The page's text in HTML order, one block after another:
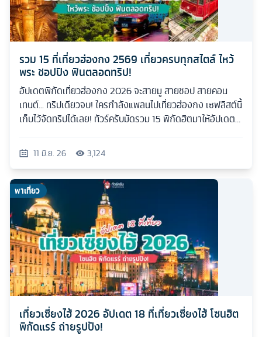
รวม 15 ที่เที่ยวฮ่องกง 2569 เที่ยวครบทุกสไตล์ ไหว้
พระ ชอปปิง ฟินตลอดทริป!
อัปเดตพิกัดเที่ยวฮ่องกง 2026 จะสายมู สายชอป สายคอน
เทนต์... ทริปเดียวจบ! ใครกำลังแพลนไปเที่ยวฮ่องกง เซฟลิสต์นี้
เก็บไว้จัดทริปได้เลย! ทัวร์ครับมัดรวม 15 พิกัดฮิตมาให้อัปเดต
11 มิ.ย. 26 3,124
พาเที่ยว
เที่ยวเซี่ยงไฮ้ 2026 อัปเดต 18 ที่เที่ยวเซี่ยงไฮ้ โซนฮิต
พิกัดแรร์ ถ่ายรูปปัง!